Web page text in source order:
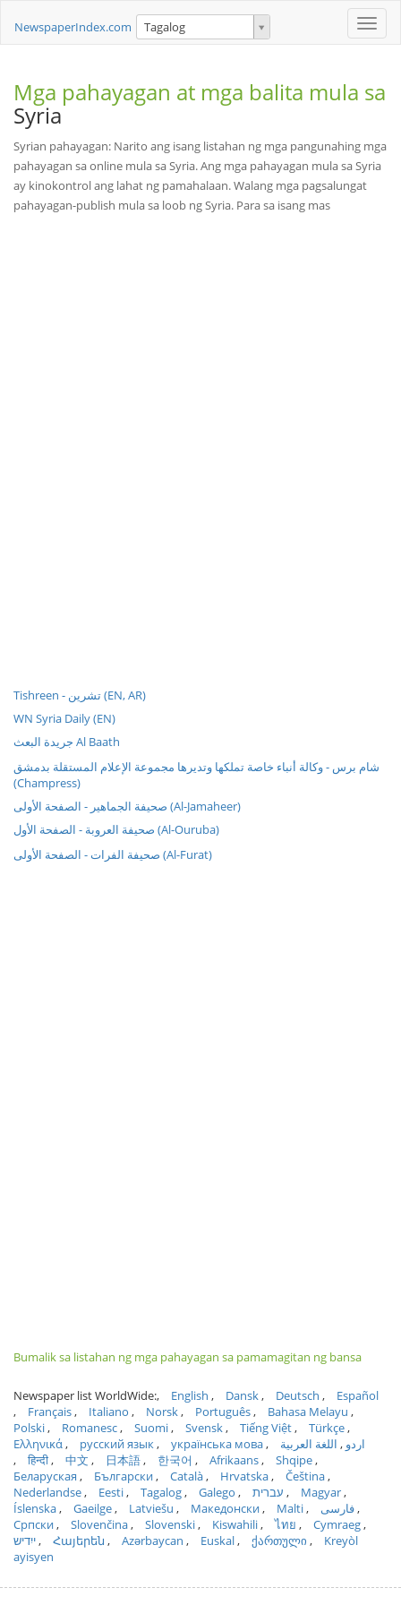
Toggle
NewspaperIndex.com Tagalog
Mga pahayagan at mga balita mula sa
Syria
Syrian pahayagan: Narito ang isang listahan ng mga pangunahing mga
pahayagan sa online mula sa Syria. Ang mga pahayagan mula sa Syria
ay kinokontrol ang lahat ng pamahalaan. Walang mga pagsalungat
pahayagan-publish mula sa loob ng Syria. Para sa isang mas
Tishreen - تشرين (EN, AR)
WN Syria Daily (EN)
جريدة البعث Al Baath
شام برس - وكالة أنباء خاصة تملكها وتديرها مجموعة الإعلام المستقلة بدمشق
(Champress)
صحيفة الجماهير - الصفحة الأولى (Al-Jamaheer)
صحيفة العروبة - الصفحة الأول (Al-Ouruba)
صحيفة الفرات - الصفحة الأولى (Al-Furat)
Bumalik sa listahan ng mga pahayagan sa pamamagitan ng bansa
Newspaper list WorldWide: English Dansk Deutsch
Español
Français
Italiano Norsk Português
Bahasa Melayu
Polski
Romanesc Suomi Svensk Tiếng Việt
Türkçe
Ελληνικά
русский язык українська мова اردو
اللغة العربية
हिन्दी
中文 日本語 한국어 Afrikaans
Shqipe
Беларуская
Български Català Hrvatska
Čeština
Nederlandse
Eesti Tagalog Galego עברית
Magyar
Íslenska
Gaeilge Latviešu Македонски Malti
فارسی
Српски
Slovenčina Slovenski Kiswahili ไทย
Cymraeg
ייִדיש
Հայերեն Azərbaycan Euskal ქართული
Kreyòl
ayisyen